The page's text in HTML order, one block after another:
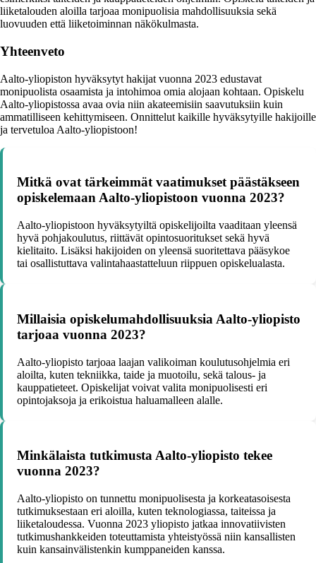
liiketalouden aloilla tarjoaa monipuolisia mahdollisuuksia sekä
luovuuden että liiketoiminnan näkökulmasta.
Yhteenveto
Aalto-yliopiston hyväksytyt hakijat vuonna 2023 edustavat
monipuolista osaamista ja intohimoa omia alojaan kohtaan. Opiskelu
Aalto-yliopistossa avaa ovia niin akateemisiin saavutuksiin kuin
ammatilliseen kehittymiseen. Onnittelut kaikille hyväksytyille hakijoille
ja tervetuloa Aalto-yliopistoon!
Mitkä ovat tärkeimmät vaatimukset päästäkseen
opiskelemaan Aalto-yliopistoon vuonna 2023?
Aalto-yliopistoon hyväksytyiltä opiskelijoilta vaaditaan yleensä
hyvä pohjakoulutus, riittävät opintosuoritukset sekä hyvä
kielitaito. Lisäksi hakijoiden on yleensä suoritettava pääsykoe
tai osallistuttava valintahaastatteluun riippuen opiskelualasta.
Millaisia opiskelumahdollisuuksia Aalto-yliopisto
tarjoaa vuonna 2023?
Aalto-yliopisto tarjoaa laajan valikoiman koulutusohjelmia eri
aloilta, kuten tekniikka, taide ja muotoilu, sekä talous- ja
kauppatieteet. Opiskelijat voivat valita monipuolisesti eri
opintojaksoja ja erikoistua haluamalleen alalle.
Minkälaista tutkimusta Aalto-yliopisto tekee
vuonna 2023?
Aalto-yliopisto on tunnettu monipuolisesta ja korkeatasoisesta
tutkimuksestaan eri aloilla, kuten teknologiassa, taiteissa ja
liiketaloudessa. Vuonna 2023 yliopisto jatkaa innovatiivisten
tutkimushankkeiden toteuttamista yhteistyössä niin kansallisten
kuin kansainvälistenkin kumppaneiden kanssa.